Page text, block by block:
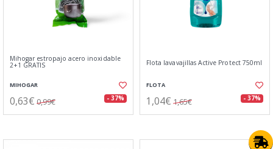
Mihogar estropajo acero inoxidable
2+1 GRATIS
MIHOGAR
0,63€ 0,99€ - 37%
Flota lavavajillas Active Protect 750ml
FLOTA
1,04€ 1,65€ - 37%